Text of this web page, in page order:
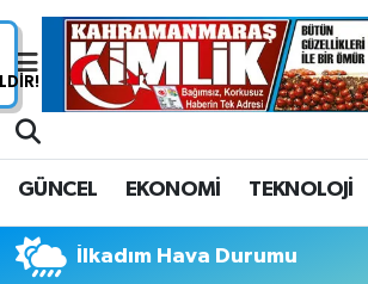
GÜNCEL EKONOMİ TEKNOLOJİ
İlkadım Hava Durumu
Nöbetçi Eczaneler
Trafik Durumu